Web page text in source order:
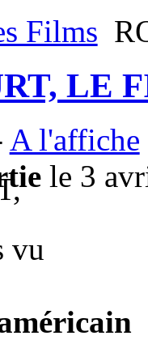
Films
LE
A l'affiche
le 3
vu